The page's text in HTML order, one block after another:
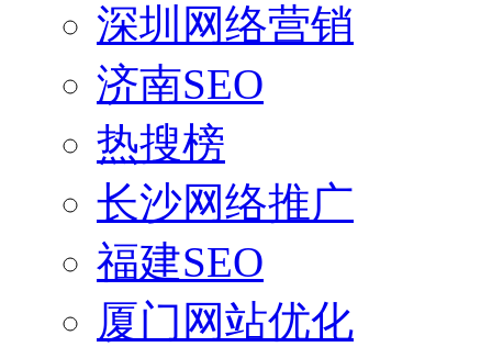
深圳网络营销
济南SEO
热搜榜
长沙网络推广
福建SEO
厦门网站优化